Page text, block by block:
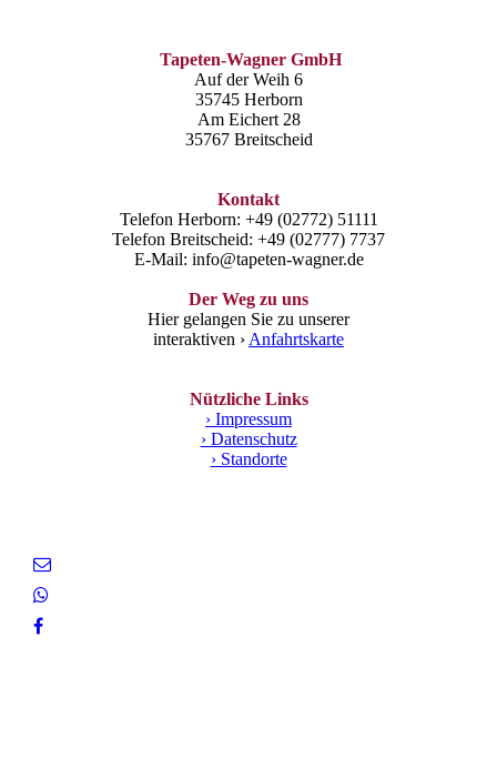
Tapeten-Wagner GmbH
Auf der Weih 6
35745 Herborn
Am Eichert 28
35767 Breitscheid
Kontakt
Telefon Herborn: +49 (02772) 51111
Telefon Breitscheid: +49 (02777) 7737
E-Mail: info@tapeten-wagner.de
Der Weg zu uns
Hier gelangen Sie zu unserer
interaktiven › Anfahrtskarte
Nützliche Links
› Impressum
› Datenschutz
› Standorte